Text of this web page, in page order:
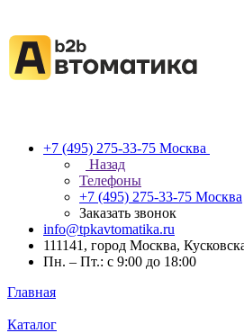
+7 (495) 275-33-75 Москва
Назад
Телефоны
+7 (495) 275-33-75 Москва
Заказать звонок
info@tpkavtomatika.ru
111141, город Москва,
Пн. – Пт.: с 9:00 до 18:00
Главная
Каталог